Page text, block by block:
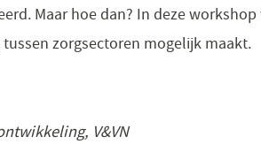
Maar hoe dan? In deze
tussen zorgsectoren mogelijk maakt.
V&VN